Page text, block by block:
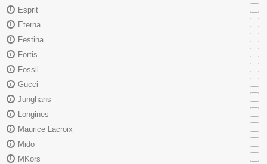
Esprit
Eterna
Festina
Fortis
Fossil
Gucci
Junghans
Longines
Maurice Lacroix
Mido
MKors